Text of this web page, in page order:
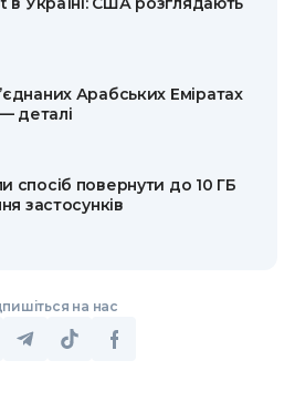
Арабських Еміратах
деталі
спосіб повернути до 10 ГБ
застосунків
на нас